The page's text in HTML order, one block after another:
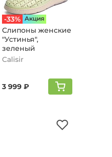
-33% Aкция
Слипоны женские
"Устинья",
зеленый
Calisir
3 999 ₽